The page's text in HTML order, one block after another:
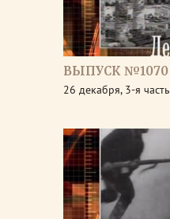
ВЫПУСК №1070
26 декабря, 3-я часть